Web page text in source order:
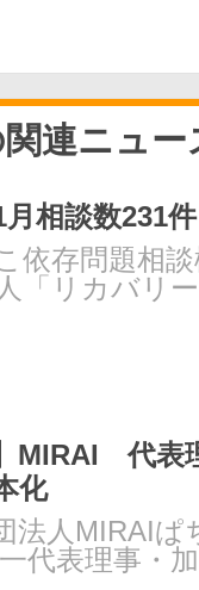
連ニュー
相談数231件
依存問題相
「リカバリ
MIRAI 代表
化
法人MIRAIぱ
代表理事・